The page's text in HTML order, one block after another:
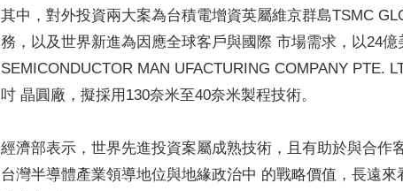
其中，對外投資兩大案為台積電增資英屬維京群島TSMC
務，以及世界新進為因應全球客戶與國際 市場需求，以24
SEMICONDUCTOR MAN UFACTURING COMPANY PTE.
吋 晶圓廠，擬採用130奈米至40奈米製程技術。
經濟部表示，世界先進投資案屬成熟技術，且有助於與合作
台灣半導體產業領導地位與地緣政治中 的戰略價值，長遠